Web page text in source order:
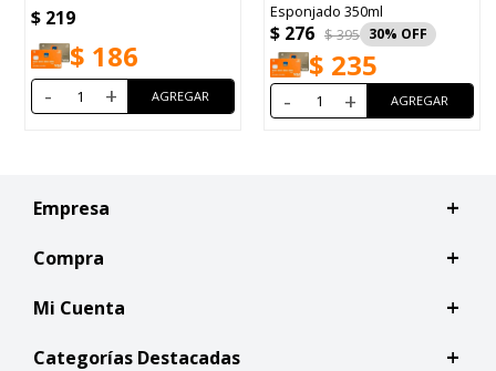
$ 219
$ 186
- +
Esponjado 350ml
$ 276 $395 30
$ 235
- +
Empresa
Compra
Mi Cuenta
Categorías Destacadas